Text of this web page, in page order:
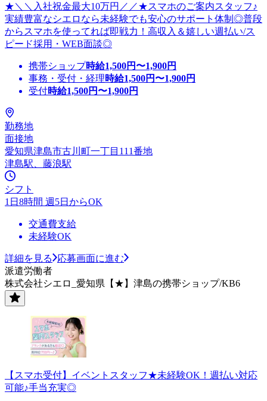
★＼＼入社祝金最大10万円／／★スマホのご案内スタッフ♪
実績豊富なシエロなら未経験でも安心のサポート体制◎普段
からスマホを使ってれば即戦力！高収入＆嬉しい週払い/ス
ピード採用・WEB面談◎
携帯ショップ時給1,500円〜1,900円
事務・受付・経理時給1,500円〜1,900円
受付時給1,500円〜1,900円
勤務地
面接地
愛知県津島市古川町一丁目111番地
津島駅、藤浪駅
シフト
1日8時間 週5日からOK
交通費支給
未経験OK
詳細を見る
応募画面に進む
派遣労働者
株式会社シエロ_愛知県【★】津島の携帯ショップ/KB6
【スマホ受付】イベントスタッフ★未経験OK！週払い対応
可能♪手当充実◎